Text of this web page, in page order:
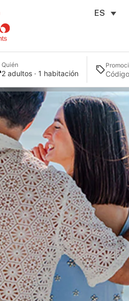
ES
Quién
2 adultos · 1 habitación